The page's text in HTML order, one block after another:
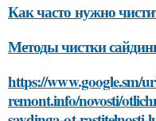
Как часто нужно
Методы чистки
https://www.google.sm/
remont.info/novosti/